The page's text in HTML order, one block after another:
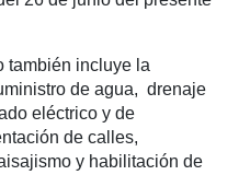
también incluye la
de agua, drenaje
eléctrico y de
de calles,
y habilitación de